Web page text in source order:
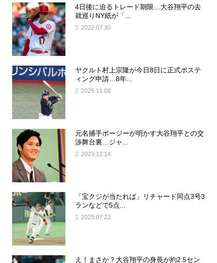
4日後に迫るトレード期限…大谷翔平の去
就巡りNY紙が「...
2022.07.30
ヤクルト村上宗隆が今日8日に正式ポステ
ィング申請…8年...
2025.11.08
元名捕手ポージーが明かす大谷翔平との交
渉舞台裏…ジャ...
2023.12.14
「宝クジが当たれば」リチャード同点3号3
ランなどで5点...
2025.07.22
え！まさか？大谷翔平の身長が約2.5セン